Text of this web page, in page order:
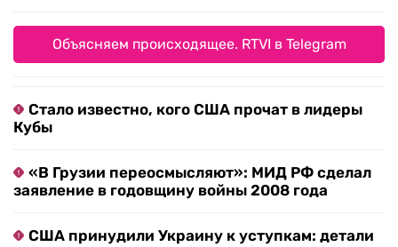
Объясняем происходящее. RTVI в Telegram
Стало известно, кого США прочат в лидеры
Кубы
«В Грузии переосмысляют»: МИД РФ сделал
заявление в годовщину войны 2008 года
США принудили Украину к уступкам: детали